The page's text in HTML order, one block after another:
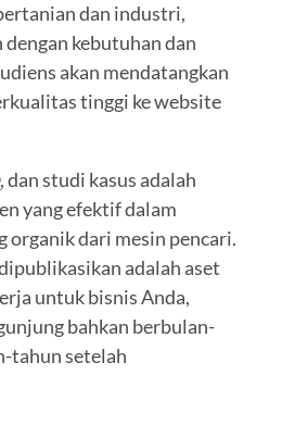
dan industri,
kebutuhan dan
akan mendatangkan
tinggi ke website
dan studi kasus adalah
yang efektif dalam
organik dari mesin pencari.
adalah aset
untuk bisnis Anda,
bahkan berbulan-
tahun setelah